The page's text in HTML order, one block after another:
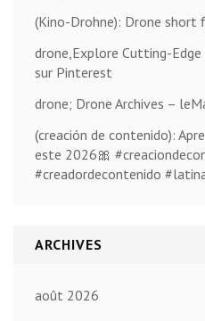
(Kino-Drohne): Drone short
drone,Explore Cutting-
sur Pinterest
drone; Drone Archives –
(creación de contenido):
este 2026🎀
#creadordecontenido
ARCHIVES
août 2026